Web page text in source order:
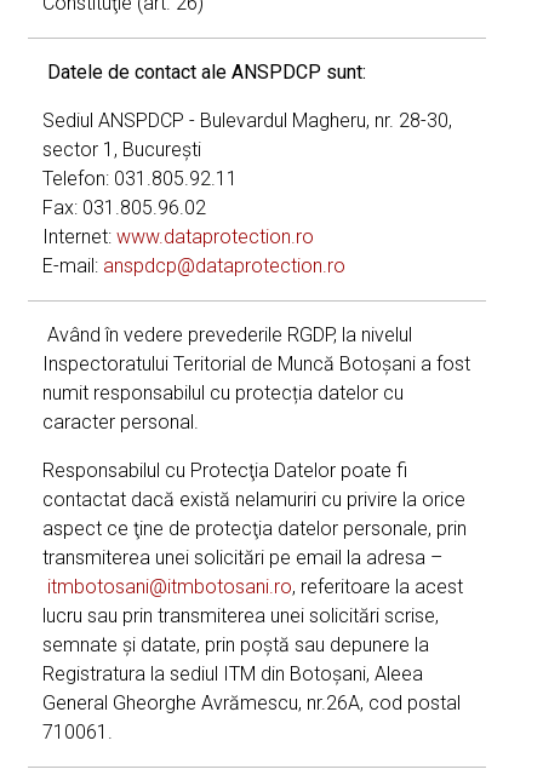
Datele de contact ale ANSPDCP sunt:
Sediul ANSPDCP - Bulevardul Magheru, nr. 28-30,
sector 1, Bucureşti
Telefon: 031.805.92.11
Fax: 031.805.96.02
Internet: www.dataprotection.ro
E-mail: anspdcp@dataprotection.ro
Având în vedere prevederile RGDP, la nivelul
Inspectoratului Teritorial de Muncă Botoșani a fost
numit responsabilul cu protecția datelor cu
caracter personal.
Responsabilul cu Protecţia Datelor poate fi
contactat dacă există nelamuriri cu privire la orice
aspect ce ţine de protecţia datelor personale, prin
transmiterea unei solicitări pe email la adresa –
itmbotosani@itmbotosani.ro, referitoare la acest
lucru sau prin transmiterea unei solicitări scrise,
semnate și datate, prin poștă sau depunere la
Registratura la sediul ITM din Botoșani, Aleea
General Gheorghe Avrămescu, nr.26A, cod postal
710061.